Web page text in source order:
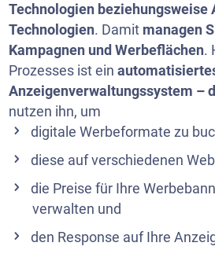
Technologien beziehungsweise
Technologien. Damit managen
Kampagnen und Werbeflächen.
Prozesses ist ein
Anzeigenverwaltungssystem –
nutzen ihn, um
digitale Werbeformate zu
diese auf verschiedenen
die Preise für Ihre
verwalten und
den Response auf Ihre